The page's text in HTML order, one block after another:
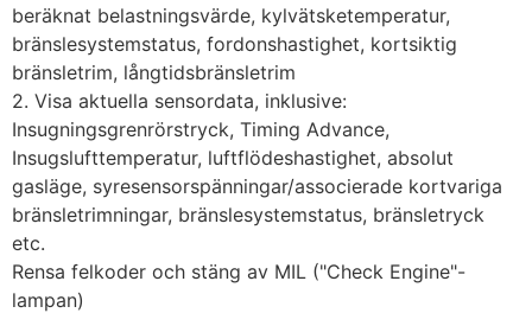
beräknat belastningsvärde, kylvätsketemperatur,
bränslesystemstatus, fordonshastighet, kortsiktig
bränsletrim, långtidsbränsletrim
2. Visa aktuella sensordata, inklusive:
Insugningsgrenrörstryck, Timing Advance,
Insugslufttemperatur, luftflödeshastighet, absolut
gasläge, syresensorspänningar/associerade kortvariga
bränsletrimningar, bränslesystemstatus, bränsletryck
etc.
Rensa felkoder och stäng av MIL ("Check Engine"-
lampan)